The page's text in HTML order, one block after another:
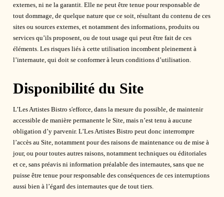
externes, ni ne la garantit. Elle ne peut être tenue pour responsable de
tout dommage, de quelque nature que ce soit, résultant du contenu de ces
sites ou sources externes, et notamment des informations, produits ou
services qu’ils proposent, ou de tout usage qui peut être fait de ces
éléments. Les risques liés à cette utilisation incombent pleinement à
l’internaute, qui doit se conformer à leurs conditions d’utilisation.
Disponibilité du Site
L’Les Artistes Bistro s'efforce, dans la mesure du possible, de maintenir
accessible de manière permanente le Site, mais n’est tenu à aucune
obligation d’y parvenir. L’Les Artistes Bistro peut donc interrompre
l’accès au Site, notamment pour des raisons de maintenance ou de mise à
jour, ou pour toutes autres raisons, notamment techniques ou éditoriales
et ce, sans préavis ni information préalable des internautes, sans que ne
puisse être tenue pour responsable des conséquences de ces interruptions
aussi bien à l’égard des internautes que de tout tiers.